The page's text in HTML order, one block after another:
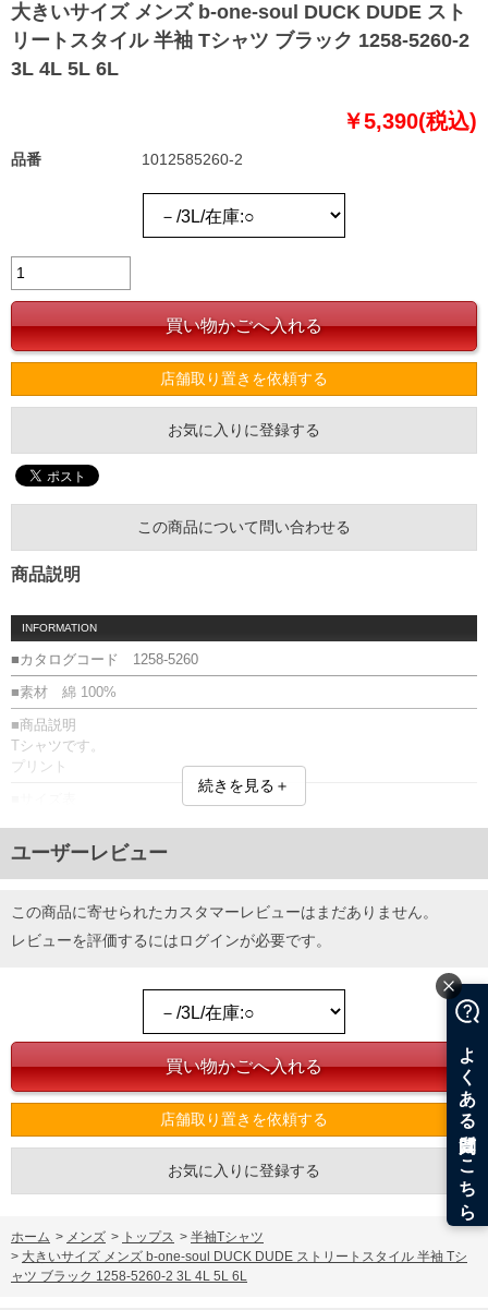
大きいサイズ メンズ b-one-soul DUCK DUDE スト
リートスタイル 半袖 Tシャツ ブラック 1258-5260-2
3L 4L 5L 6L
￥5,390(税込)
品番 1012585260-2
店舗取り置きを依頼する
お気に入りに登録する
この商品について問い合わせる
商品説明
INFORMATION
■カタログコード 1258-5260
■素材 綿 100%
■商品説明
Tシャツです。
プリント
3L/130/78/130/58/24
4L/140/80/140/60/25
5L/150/82/150/62/26
6L/160/84/160/64/27
単位はcm
下着(肌着)やワイシャツは商品の性質上、返品交換不可とさせて頂いております。予め
※【ボトムの裾上げをご希望の場合】
備考欄に股下●cmとご記入下さい。（裾上げ無料対象商品は1本につき税込6,000円以
上の品が対象。1本5,999円以下の商品は有料（500円+税）となります。）
出荷まで約1週間～20日間程お時間を頂く場合がございます。
尚、裾上げした商品は返品・交換不可となりますので、予めご了承下さい。
一部、お直しに対応出来ない商品がございます。(例：裾にファスナーや調節ひもが付
※商品によって若干のサイズの誤差がございます。また、お客様がご使用の環境（コ
ンピュータ画面）によって、商品の色味が若干異なる場合がございます。予めご了承
※当店での掲載商品は、実店鋪と在庫を共用しておりますので店頭での売り違い、店
舗からのお取り寄せ等により、お客様にご迷惑をお掛けしてしまう場合がございま
す。そのようなことがない様最大限に努めておりますが、もしあった場合速やかにご
続きを見る＋
ユーザーレビュー
この商品に寄せられたカスタマーレビューはまだありません。
レビューを評価するにはログインが必要です。
店舗取り置きを依頼する
お気に入りに登録する
ホーム > メンズ > トップス > 半袖Tシャツ
> 大きいサイズ メンズ b-one-soul DUCK DUDE ストリートスタイル 半袖 Tシ
ャツ ブラック 1258-5260-2 3L 4L 5L 6L